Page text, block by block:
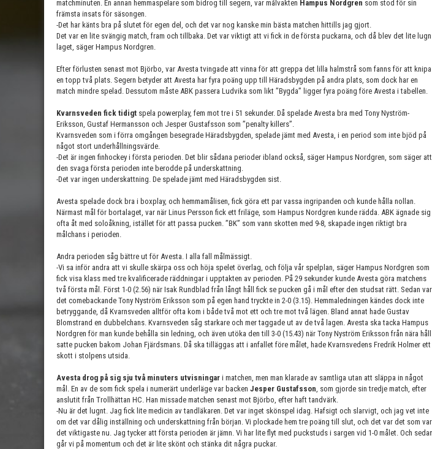
matchminuten. En annan hemmaspelare som bidrog till segern, var målvakten Hampus Nordgren som stod för sin
främsta insats för säsongen.
-Det har känts bra på slutet för egen del, och det var nog kanske min bästa matchen hittills jag gjort.
Det var en lite svängig match, fram och tillbaka. Det var viktigt att vi fick in de första puckarna, och då blev det lite
laget, säger Hampus Nordgren.
Efter förlusten senast mot Björbo, var Avesta tvingade att vinna för att greppa det lilla halmstrå som fanns för att knipa
en topp två plats. Segern betyder att Avesta har fyra poäng upp till Häradsbygden på andra plats, som dock har en
match mindre spelad. Dessutom måste ABK passera Ludvika som likt ”Bygda” ligger fyra poäng före Avesta i tabellen.
Kvarnsveden fick tidigt spela powerplay, fem mot tre i 51 sekunder. Då spelade Avesta bra med Tony Nyström-
Eriksson, Gustaf Hermansson och Jesper Gustafsson som ”penalty killers”.
Kvarnsveden som i förra omgången besegrade Häradsbygden, spelade jämt med Avesta, i en period som inte bjöd på
något stort underhållningsvärde.
-Det är ingen finhockey i första perioden. Det blir sådana perioder ibland också, säger Hampus Nordgren, som säger att
den svaga första perioden inte berodde på underskattning.
-Det var ingen underskattning. De spelade jämt med Häradsbygden sist.
Avesta spelade dock bra i boxplay, och hemmamålisen, fick göra ett par vassa ingripanden och kunde hålla nollan.
Närmast mål för bortalaget, var när Linus Persson fick ett friläge, som Hampus Nordgren kunde rädda. ABK ägnade sig
ofta åt med soloåkning, istället för att passa pucken. ”BK” som vann skotten med 9-8, skapade ingen riktigt bra
målchans i perioden.
Andra perioden såg bättre ut för Avesta. I alla fall målmässigt.
-Vi sa inför andra att vi skulle skärpa oss och höja spelet överlag, och följa vår spelplan, säger Hampus Nordgren som
fick visa klass med tre kvalificerade räddningar i upptakten av perioden. På 29 sekunder kunde Avesta göra matchens
två första mål. Först 1-0 (2.56) när Isak Rundblad från långt håll fick se pucken gå i mål efter den studsat rätt. Sedan var
det comebackande Tony Nyström Eriksson som på egen hand tryckte in 2-0 (3.15). Hemmaledningen kändes dock inte
betryggande, då Kvarnsveden alltför ofta kom i både två mot ett och tre mot två lägen. Bland annat hade Gustav
Blomstrand en dubbelchans. Kvarnsveden såg starkare och mer taggade ut av de två lagen. Avesta ska tacka Hampus
Nordgren för man kunde behålla sin ledning, och även utöka den till 3-0 (15.43) när Tony Nyström Eriksson från nära håll
satte pucken bakom Johan Fjärdsmans. Då ska tilläggas att i anfallet före målet, hade Kvarnsvedens Fredrik Holmer ett
skott i stolpens utsida.
Avesta drog på sig sju två minuters utvisningar i matchen, men man klarade av samtliga utan att släppa in något
mål. En av de som fick spela i numerärt underläge var backen Jesper Gustafsson, som gjorde sin tredje match, efter
anslutit från Trollhättan HC. Han missade matchen senast mot Björbo, efter haft tandvärk.
-Nu är det lugnt. Jag fick lite medicin av tandläkaren. Det var inget skönspel idag. Hafsigt och slarvigt, och jag vet inte
om det var dålig inställning och underskattning från början. Vi plockade hem tre poäng till slut, och det var det som var
det viktigaste nu. Jag tycker att första perioden är jämn. Vi har lite flyt med puckstuds i sargen vid 1-0 målet. Och sedan
går vi på momentum och det är lite skönt och stänka dit några puckar.